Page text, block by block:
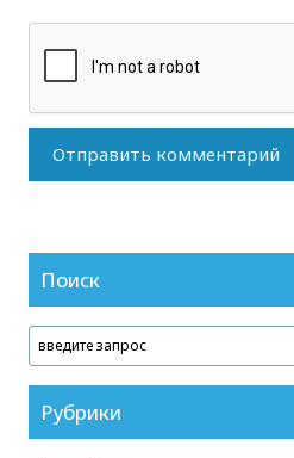
Поиск
Рубрики